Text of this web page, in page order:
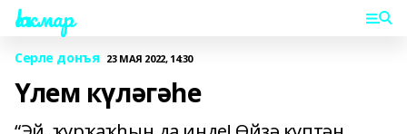
Һаҡмар
Серле донъя 23 МАЯ 2022, 14:30
Үлем күләгәһе